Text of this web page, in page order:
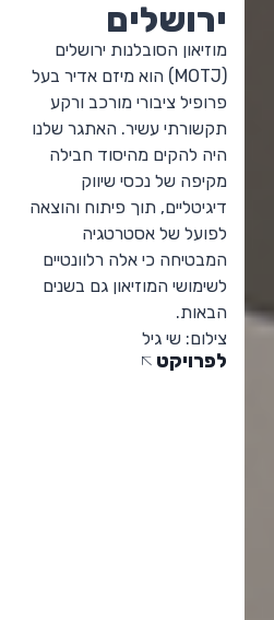
ירושלים
מוזיאון הסובלנות ירושלים
(MOTJ) הוא מיזם אדיר בעל
פרופיל ציבורי מורכב ורקע
תקשורתי עשיר. האתגר שלנו
היה להקים מהיסוד חבילה
מקיפה של נכסי שיווק
דיגיטליים, תוך פיתוח והוצאה
לפועל של אסטרטגיה
המבטיחה כי אלה רלוונטיים
לשימושי המוזיאון גם בשנים
הבאות.
צילום: שי גיל
לפרויקט